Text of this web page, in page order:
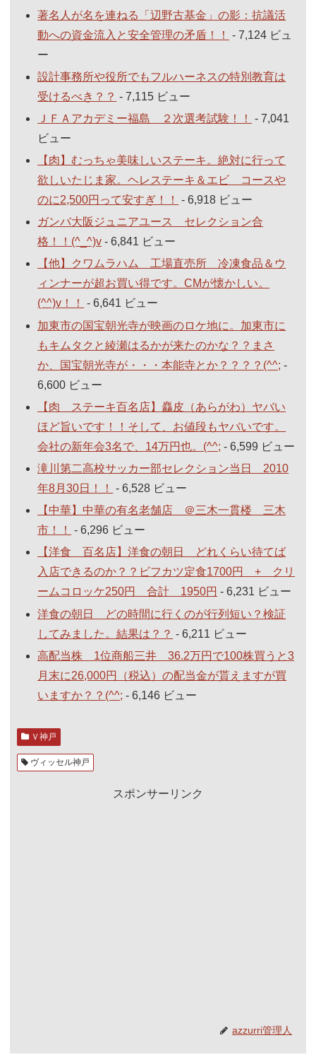
著名人が名を連ねる「辺野古基金」の影：抗議活
動への資金流入と安全管理の矛盾！！
- 7,124 ビュ
ー
設計事務所や役所でもフルハーネスの特別教育は
受けるべき？？ - 7,115 ビュー
ＪＦＡアカデミー福島 ２次選考試験！！
- 7,041
ビュー
【肉】むっちゃ美味しいステーキ。絶対に行って
欲しいたじま家。ヘレステーキ＆エビ コースや
のに2,500円って安すぎ！！
- 6,918 ビュー
ガンバ大阪ジュニアユース セレクション合
格！！(^_^)v - 6,841 ビュー
【他】クワムラハム 工場直売所 冷凍食品＆ウ
ィンナーが超お買い得です。CMが懐かしい。
(^^)v！！
- 6,641 ビュー
加東市の国宝朝光寺が映画のロケ地に。加東市に
もキムタクと綾瀬はるかが来たのかな？？まさ
か、国宝朝光寺が・・・本能寺とか？？？？(^^; -
6,600 ビュー
【肉 ステーキ百名店】麤皮（あらがわ）ヤバい
ほど旨いです！！そして、お値段もヤバいです。
会社の新年会3名で、14万円也。(^^; - 6,599 ビュー
滝川第二高校サッカー部セレクション当日 2010
年8月30日！！
- 6,528 ビュー
【中華】中華の有名老舗店 ＠三木一貫楼 三木
市！！
- 6,296 ビュー
【洋食 百名店】洋食の朝日 どれくらい待てば
入店できるのか？？ビフカツ定食1700円 + クリ
ームコロッケ250円 合計 1950円 - 6,231 ビュー
洋食の朝日 どの時間に行くのが行列短い？検証
してみました。結果は？？ - 6,211 ビュー
高配当株 1位商船三井 36.2万円で100株買うと3
月末に26,000円（税込）の配当金が貰えますが買
いますか？？(^^; - 6,146 ビュー
Ｖ神戸
ヴィッセル神戸
スポンサーリンク
azzurri管理人